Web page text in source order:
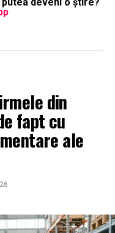
din
fapt cu
ale